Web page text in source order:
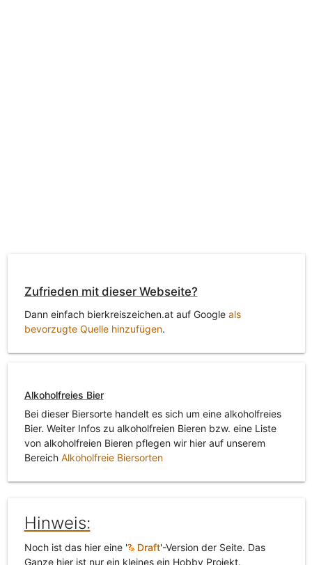
Zufrieden mit dieser Webseite?
Dann einfach bierkreiszeichen.at auf Google als
bevorzugte Quelle hinzufügen.
Alkoholfreies Bier
Bei dieser Biersorte handelt es sich um eine alkoholfreies
Bier. Weiter Infos zu alkoholfreien Bieren bzw. eine Liste
von alkoholfreien Bieren pflegen wir hier auf unserem
Bereich Alkoholfreie Biersorten
Hinweis:
Noch ist das hier eine ' Draft'-Version der Seite. Das
Ganze hier ist nur ein kleines ein Hobby Projekt.